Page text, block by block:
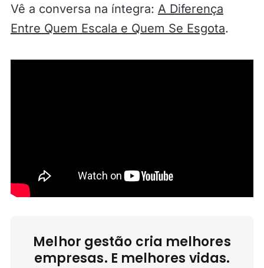
Vê a conversa na íntegra: A Diferença
Entre Quem Escala e Quem Se Esgota.
Melhor gestão cria melhores
empresas. E melhores vidas.